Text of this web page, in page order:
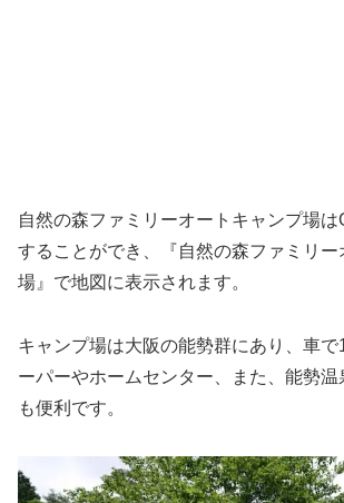
自然の森ファミリーオートキャンプ場
することができ、『自然の森ファミリ
場』で地図に表示されます。
キャンプ場は大阪の能勢群にあり、車で
ーパーやホームセンター、また、能勢温
も便利です。